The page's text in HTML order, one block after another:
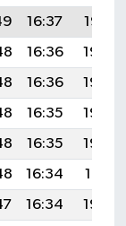
16:37
19:47
16:36
19:46
16:36
19:44
16:35
19:43
16:35
19:42
16:34
19:41
16:34
19:39